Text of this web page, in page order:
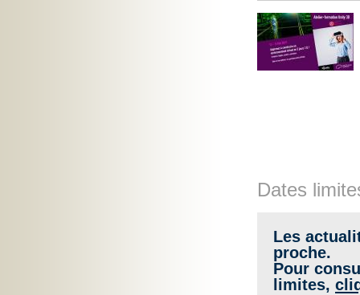
Dates
Les
proche.
Pour
limites,